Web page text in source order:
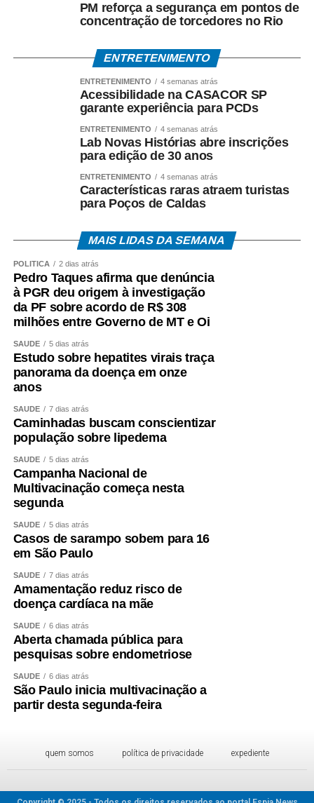
PM reforça a segurança em pontos de
concentração de torcedores no Rio
ENTRETENIMENTO
ENTRETENIMENTO 4 semanas atrás
Acessibilidade na CASACOR SP
garante experiência para PCDs
ENTRETENIMENTO 4 semanas atrás
Lab Novas Histórias abre inscrições
para edição de 30 anos
ENTRETENIMENTO 4 semanas atrás
Características raras atraem turistas
para Poços de Caldas
MAIS LIDAS DA SEMANA
POLÍTICA 2 dias atrás
Pedro Taques afirma que denúncia
à PGR deu origem à investigação
da PF sobre acordo de R$ 308
milhões entre Governo de MT e Oi
SAÚDE 5 dias atrás
Estudo sobre hepatites virais traça
panorama da doença em onze
anos
SAÚDE 7 dias atrás
Caminhadas buscam conscientizar
população sobre lipedema
SAÚDE 5 dias atrás
Campanha Nacional de
Multivacinação começa nesta
segunda
SAÚDE 5 dias atrás
Casos de sarampo sobem para 16
em São Paulo
SAÚDE 7 dias atrás
Amamentação reduz risco de
doença cardíaca na mãe
SAÚDE 6 dias atrás
Aberta chamada pública para
pesquisas sobre endometriose
SAÚDE 6 dias atrás
São Paulo inicia multivacinação a
partir desta segunda-feira
quem somos política de privacidade expediente